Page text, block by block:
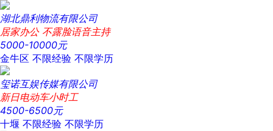
湖北鼎利物流有限公司
居家办公 不露脸语音主持
5000-10000元
金牛区 不限经验 不限学历
玺诺互娱传媒有限公司
新日电动车小时工
4500-6500元
十堰 不限经验 不限学历